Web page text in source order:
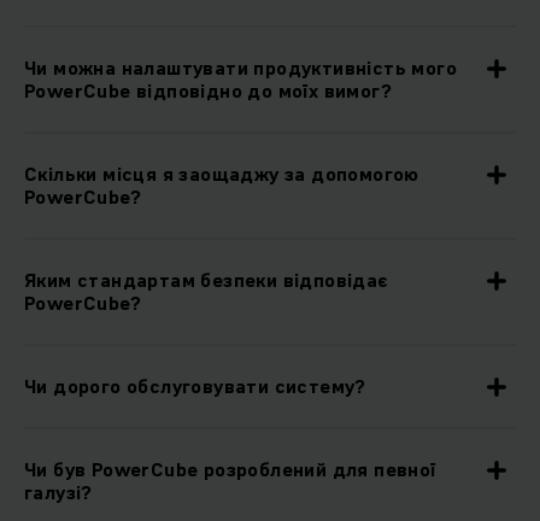
Чи можна налаштувати продуктивність мого
PowerCube відповідно до моїх вимог?
Скільки місця я заощаджу за допомогою
PowerCube?
Яким стандартам безпеки відповідає
PowerCube?
Чи дорого обслуговувати систему?
Чи був PowerCube розроблений для певної
галузі?